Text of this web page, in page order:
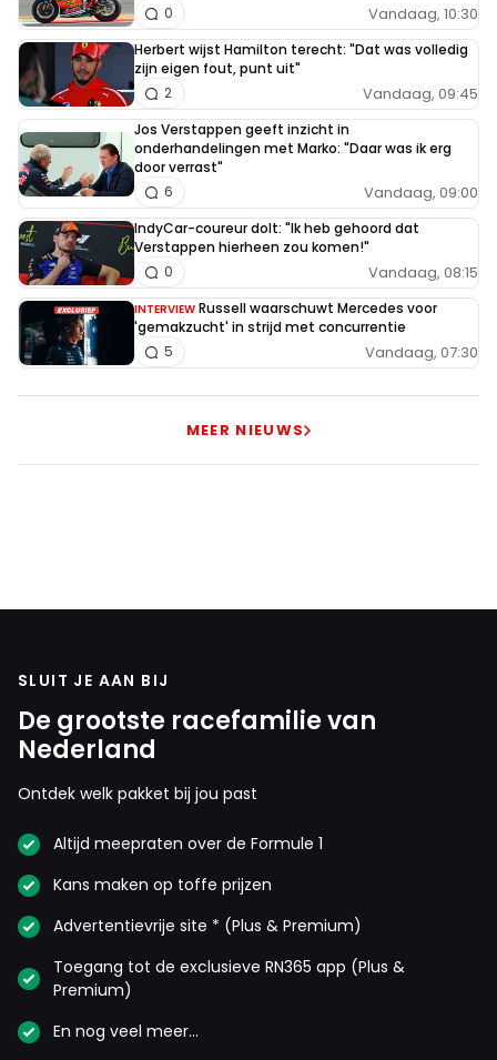
Vandaag, 10:30
0
Herbert wijst Hamilton terecht: "Dat was volledig
zijn eigen fout, punt uit"
Vandaag, 09:45
2
Jos Verstappen geeft inzicht in
onderhandelingen met Marko: "Daar was ik erg
door verrast"
Vandaag, 09:00
6
IndyCar-coureur dolt: "Ik heb gehoord dat
Verstappen hierheen zou komen!"
Vandaag, 08:15
0
INTERVIEW Russell waarschuwt Mercedes voor
'gemakzucht' in strijd met concurrentie
Vandaag, 07:30
5
MEER NIEUWS
SLUIT JE AAN BIJ
De grootste racefamilie van
Nederland
Ontdek welk pakket bij jou past
Altijd meepraten over de Formule 1
Kans maken op toffe prijzen
Advertentievrije site * (Plus & Premium)
Toegang tot de exclusieve RN365 app (Plus &
Premium)
En nog veel meer…